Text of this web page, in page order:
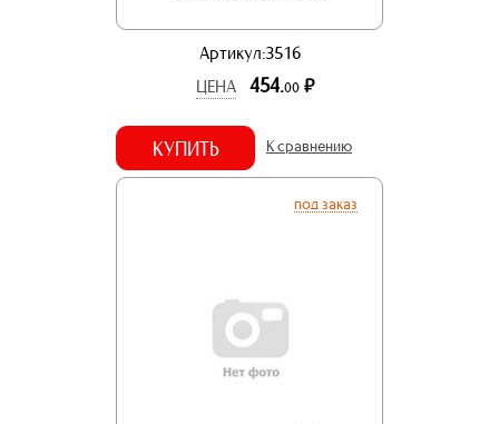
Артикул:3516
ЦЕНА
454.00 р.
КУПИТЬ К сравнению
под заказ